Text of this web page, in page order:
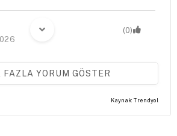
(0)
hemen atmaya başladı, kalitesizmiş,
FAZLA YORUM GÖSTER
Kaynak: Trendyol